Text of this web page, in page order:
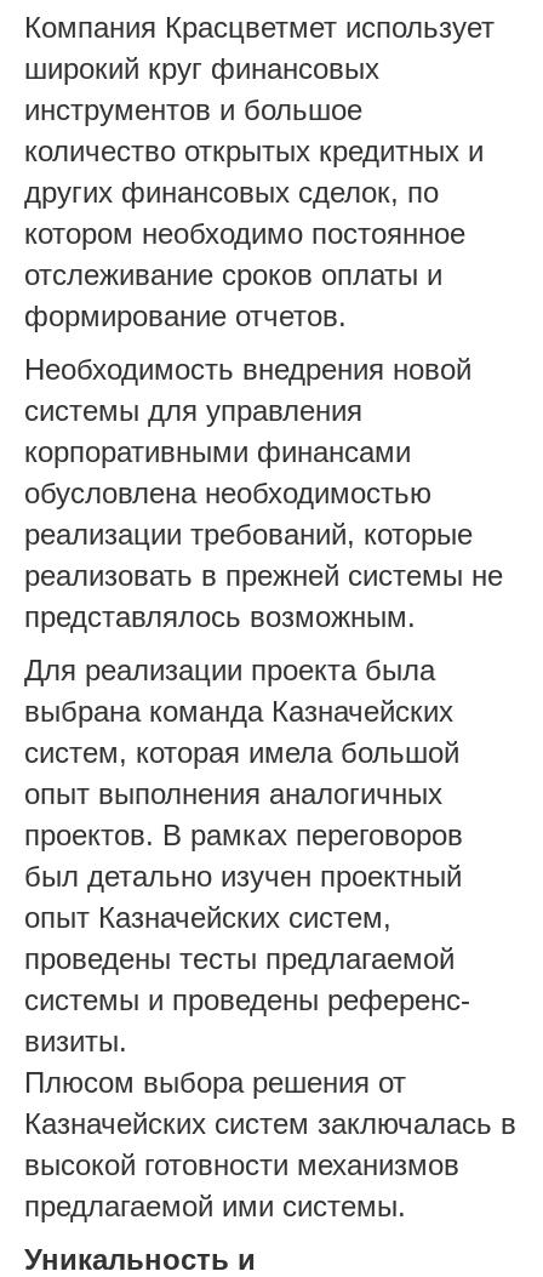
Компания Красцветмет использует
широкий круг финансовых
инструментов и большое
количество открытых кредитных и
других финансовых сделок, по
котором необходимо постоянное
отслеживание сроков оплаты и
формирование отчетов.
Необходимость внедрения новой
системы для управления
корпоративными финансами
обусловлена необходимостью
реализации требований, которые
реализовать в прежней системы не
представлялось возможным.
Для реализации проекта была
выбрана команда Казначейских
систем, которая имела большой
опыт выполнения аналогичных
проектов. В рамках переговоров
был детально изучен проектный
опыт Казначейских систем,
проведены тесты предлагаемой
системы и проведены референс-
визиты.
Плюсом выбора решения от
Казначейских систем заключалась в
высокой готовности механизмов
предлагаемой ими системы.
Уникальность и